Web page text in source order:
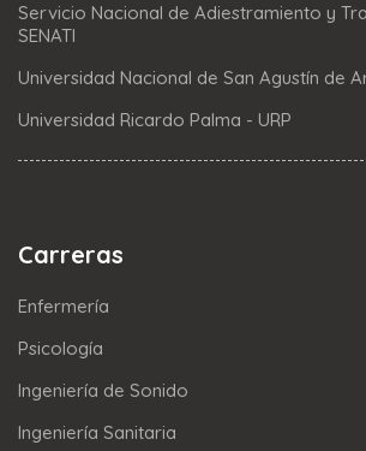
Servicio Nacional de Adiestramiento y
SENATI
Universidad Nacional de San Agustín de
Universidad Ricardo Palma - URP
Carreras
Enfermería
Psicología
Ingeniería de Sonido
Ingeniería Sanitaria